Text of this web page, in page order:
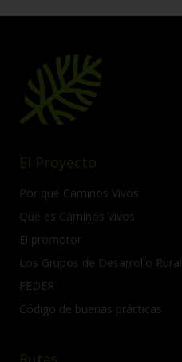
El Proyecto
Por qué Caminos Vivos
Qué es Caminos Vivos
El promotor
Los Grupos de Desarrollo Rural
FEDER
Código de buenas prácticas